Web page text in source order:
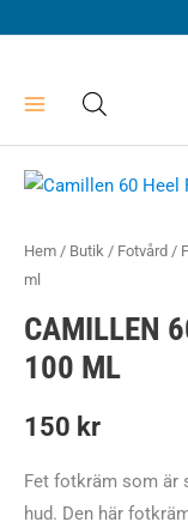
Hem / Butik / Fotvård /
ml
CAMILLEN
100 ML
150 kr
Fet fotkräm som är
hud. Den här